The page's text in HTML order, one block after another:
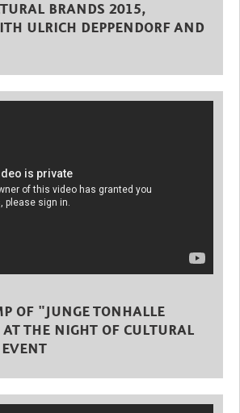
BRANDS 2015,
ULRICH DEPPENDORF AND
OF "JUNGE TONHALLE
AT THE NIGHT OF CULTURAL